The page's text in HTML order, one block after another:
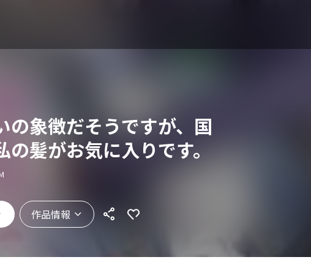
の象徴だそうですが、国
の髪がお気に入りです。
作品情報